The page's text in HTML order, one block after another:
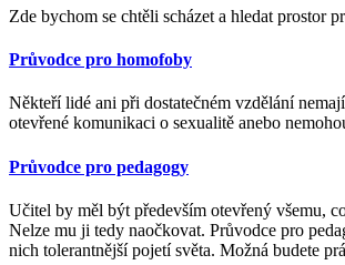
Zde bychom se chtěli scházet a hledat prostor
Průvodce pro homofoby
Někteří lidé ani při dostatečném vzdělání
otevřené komunikaci o sexualitě anebo
Průvodce pro pedagogy
Učitel by měl být především otevřený všemu,
Nelze mu ji tedy naočkovat. Průvodce pro
nich tolerantnější pojetí světa. Možná budete